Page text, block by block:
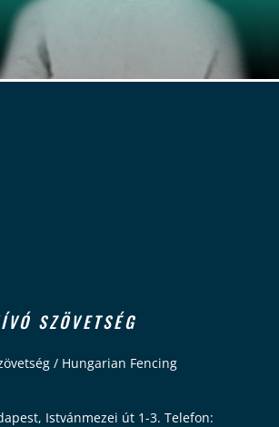
SZÖVETSÉG
/ Hungarian Fencing
Istvánmezei út 1-3. Telefon: